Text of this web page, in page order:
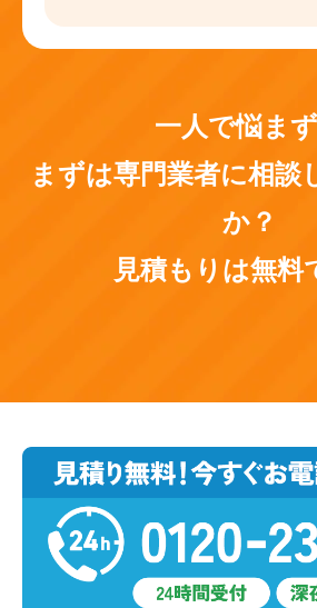
一人で悩まず
まずは専門業者に相談
か？
見積もりは無料